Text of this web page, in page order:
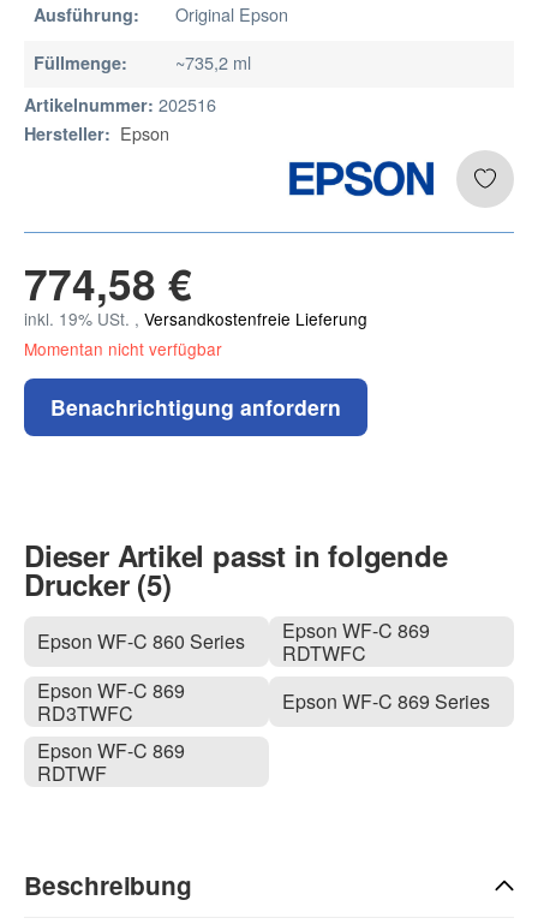
Ausführung: Original Epson
Füllmenge: ~735,2 ml
Artikelnummer: 202516
Hersteller: Epson
774,58 €
inkl. 19% USt. , Versandkostenfreie Lieferung
Momentan nicht verfügbar
Benachrichtigung anfordern
Dieser Artikel passt in folgende
Drucker (5)
Epson WF-C 860 Series
Epson WF-C 869
RD3TWFC
Epson WF-C 869
RDTWF
Epson WF-C 869
RDTWFC
Epson WF-C 869 Series
Beschreibung